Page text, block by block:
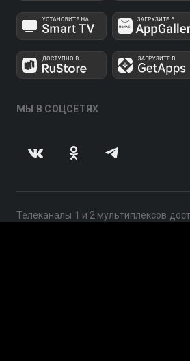
МЫ В СОЦСЕТЯХ
Телеканалы 1 и 2 мультиплексов